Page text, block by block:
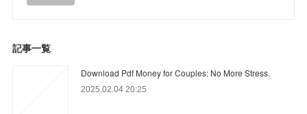
記事一覧
Download Pdf Money for Couples: No More Stress.
2025.02.04 20:25